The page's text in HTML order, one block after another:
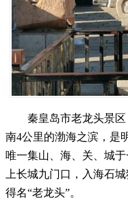
秦皇岛市老龙头景区
南4公里的渤海之滨，是
唯一集山、海、关、城
上长城九门口，入海石
得名“老龙头”。